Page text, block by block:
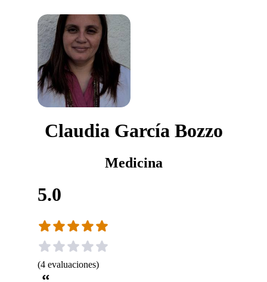
Claudia García Bozzo
Medicina
5.0
(4 evaluaciones)